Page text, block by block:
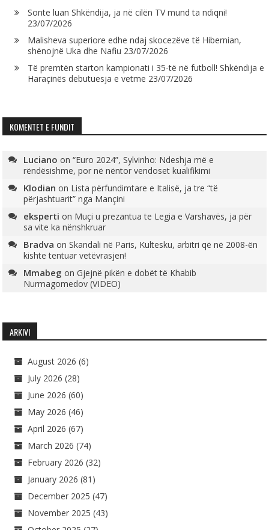
Sonte luan Shkëndija, ja në cilën TV mund ta ndiqni!
23/07/2026
Malisheva superiore edhe ndaj skocezëve të Hibernian,
shënojnë Uka dhe Nafiu 23/07/2026
Të premtën starton kampionati i 35-të në futboll! Shkëndija e
Haraçinës debutuesja e vetme 23/07/2026
KOMENTET E FUNDIT
Luciano on“Euro 2024”, Sylvinho: Ndeshja më e
rëndësishme, por në nëntor vendoset kualifikimi
Klodian on Lista përfundimtare e Italisë, ja tre “të
përjashtuarit” nga Mançini
eksperti on Muçi u prezantua te Legia e Varshavës, ja për
sa vite ka nënshkruar
Bradva onSkandali në Paris, Kultesku, arbitri që në 2008-ën
kishte tentuar vetëvrasjen!
Mmabeg onGjejnë pikën e dobët të Khabib
Nurmagomedov (VIDEO)
ARKIVI
August 2026 (6)
July 2026 (28)
June 2026 (60)
May 2026 (46)
April 2026 (67)
March 2026 (74)
February 2026 (32)
January 2026 (81)
December 2025 (47)
November 2025 (43)